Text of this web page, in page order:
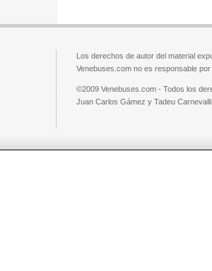
Los derechos de autor del material
Venebuses.com no es responsable
©2009 Venebuses.com - Todos los
Juan Carlos Gámez y Tadeu Carnevalli